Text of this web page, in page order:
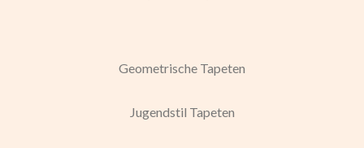
Geometrische Tapeten
Jugendstil Tapeten